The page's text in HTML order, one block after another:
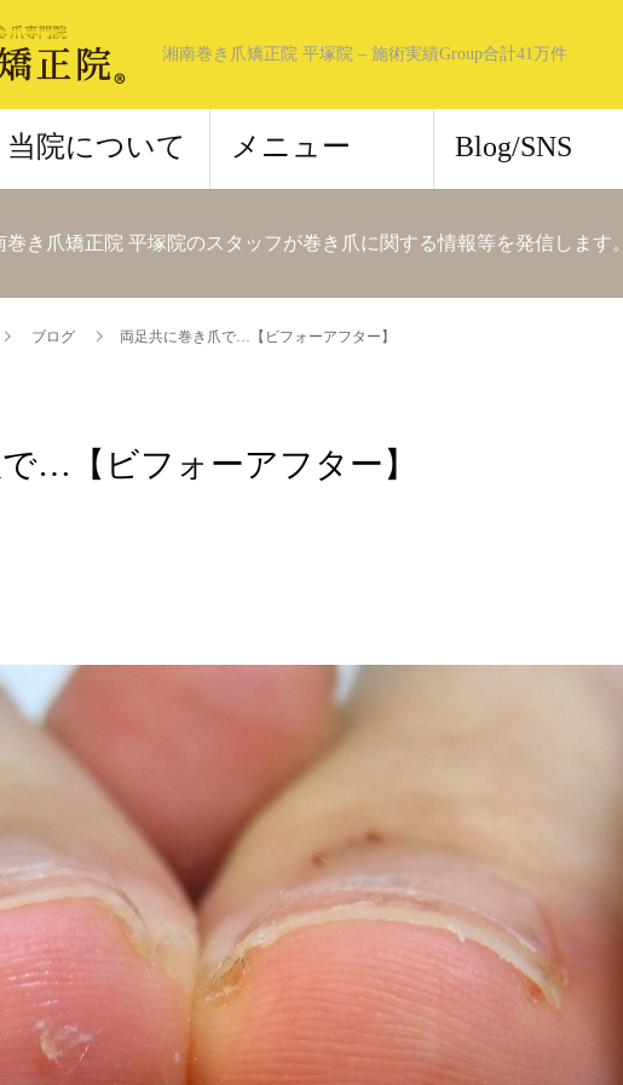
湘南巻き爪矯正院 平塚院 – 施術実績Group合計41万件
当院について メニュー Blog/SNS
巻き爪矯正院 平塚院のスタッフが巻き爪に関する情報等を発信します。
ブログ 両足共に巻き爪で…【ビフォーアフター】
…【ビフォーアフター】